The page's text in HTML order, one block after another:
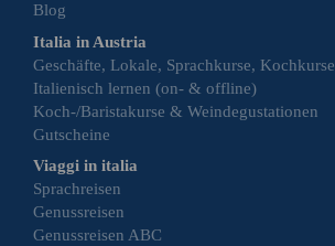
Blog
Italia in Austria
Geschäfte, Lokale, Sprachkurse, Kochkurse
Italienisch lernen (on- & offline)
Koch-/Baristakurse & Weindegustationen
Gutscheine
Viaggi in italia
Sprachreisen
Genussreisen
Genussreisen ABC